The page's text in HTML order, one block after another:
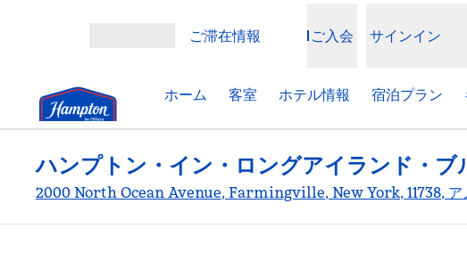
ご滞在情報 ご入会 サインイン
ホーム 客室 ホテル情報 宿泊プラン
ハンプトン・イン・ロングアイランド・ブ
2000 North Ocean Avenue, Farmingville, New York, 11738, ア